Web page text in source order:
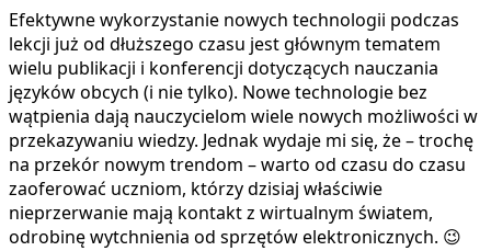
Efektywne wykorzystanie nowych technologii podczas
lekcji już od dłuższego czasu jest głównym tematem
wielu publikacji i konferencji dotyczących nauczania
języków obcych (i nie tylko). Nowe technologie bez
wątpienia dają nauczycielom wiele nowych możliwości w
przekazywaniu wiedzy. Jednak wydaje mi się, że – trochę
na przekór nowym trendom – warto od czasu do czasu
zaoferować uczniom, którzy dzisiaj właściwie
nieprzerwanie mają kontakt z wirtualnym światem,
odrobinę wytchnienia od sprzętów elektronicznych. 😉